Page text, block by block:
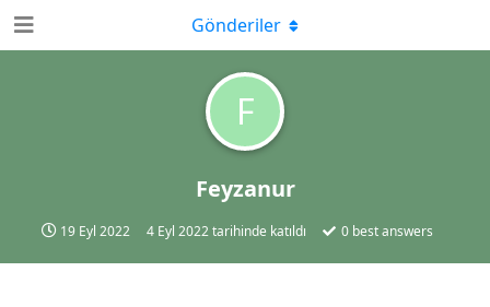
F
Feyzanur
19 Eyl 2022 4 Eyl 2022tarihinde katıldı 0best answers
Gönderiler